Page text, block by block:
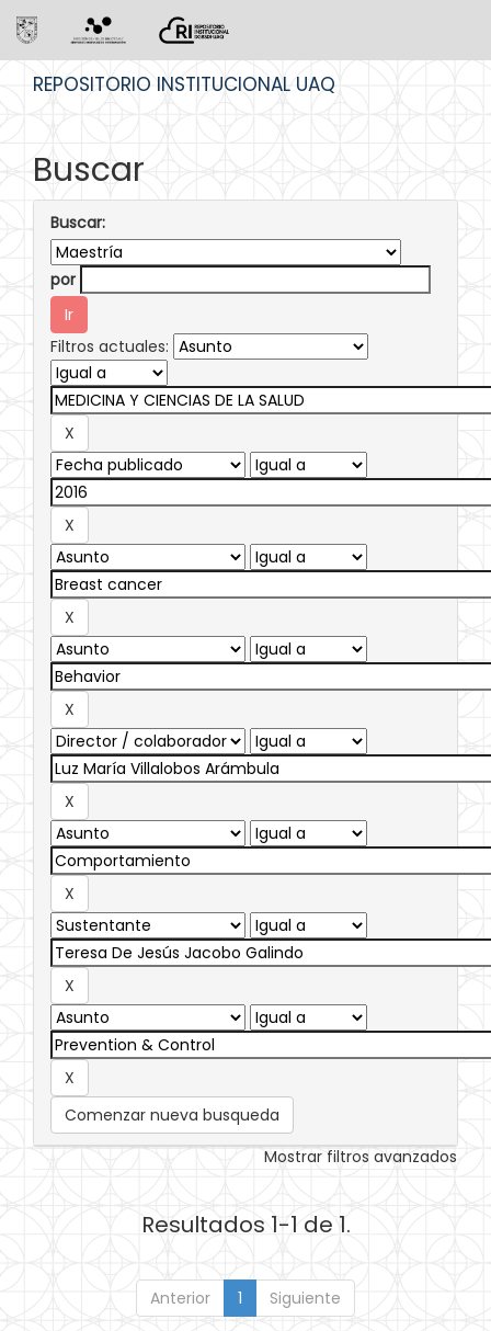
REPOSITORIO INSTITUCIONAL UAQ
Buscar
Buscar:
por
Filtros actuales:
Comenzar nueva busqueda
Mostrar filtros avanzados
Resultados 1-1 de 1.
Anterior 1 Siguiente